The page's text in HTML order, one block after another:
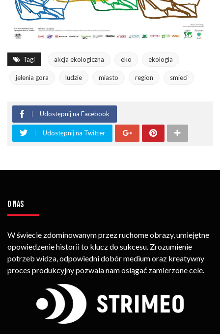
Tagi akcja ekologiczna eko ekologia
jelenia gora ludzie miasto region smieci
Udostępnij na Facebook
Udostępnij na Twitter
O NAS
W świecie zdominowanym przez ruchome obrazy, umiejętne
opowiedzenie historii to klucz do sukcesu. Zrozumienie
potrzeb widza, odpowiedni dobór medium oraz kreatywny
proces produkcyjny pozwala nam osiągać zamierzone cele.